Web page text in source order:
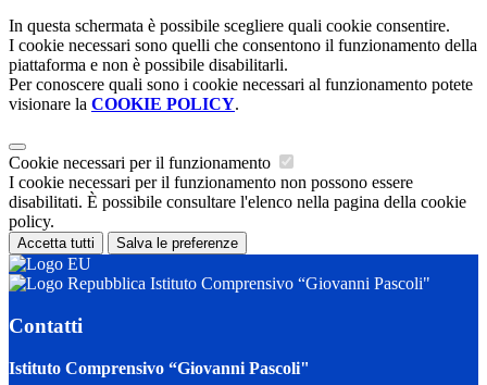
In questa schermata è possibile scegliere quali cookie consentire.
I cookie necessari sono quelli che consentono il funzionamento della
piattaforma e non è possibile disabilitarli.
Per conoscere quali sono i cookie necessari al funzionamento potete
visionare la COOKIE POLICY.
Cookie necessari per il funzionamento
I cookie necessari per il funzionamento non possono essere
disabilitati. È possibile consultare l'elenco nella pagina della cookie
policy.
Accetta tutti Salva le preferenze
Istituto Comprensivo “Giovanni Pascoli"
Contatti
Istituto Comprensivo “Giovanni Pascoli"